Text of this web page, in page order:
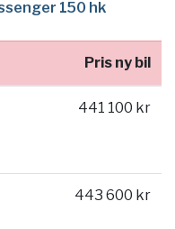
150 hk
Pris ny bil
441 100 kr
443 600 kr